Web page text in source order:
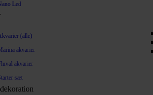
Led
(alle)
akvarier
akvarier
sæt